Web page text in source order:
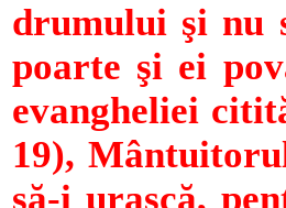
drumului şi nu
poarte şi ei
evan­gheliei
19),
să-i urască,